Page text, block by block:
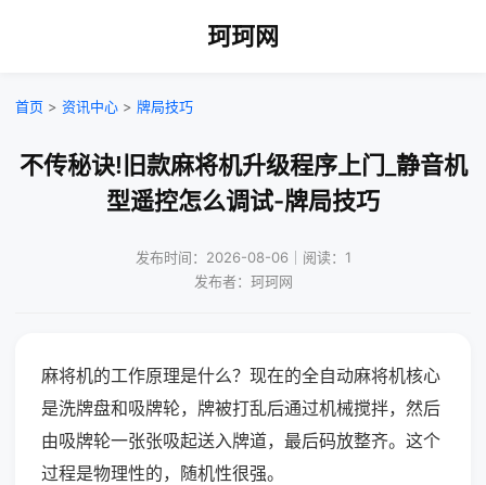
珂珂网
首页 > 资讯中心 > 牌局技巧
不传秘诀!旧款麻将机升级程序上门_静音机
型遥控怎么调试-牌局技巧
发布时间：2026-08-06｜阅读：1
发布者：珂珂网
麻将机的工作原理是什么？现在的全自动麻将机核心
是洗牌盘和吸牌轮，牌被打乱后通过机械搅拌，然后
由吸牌轮一张张吸起送入牌道，最后码放整齐。这个
过程是物理性的，随机性很强。